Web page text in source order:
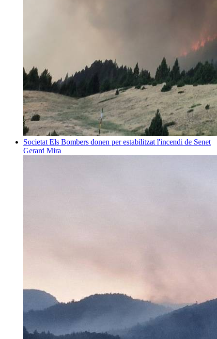
Societat Els Bombers donen per estabilitzat l'incendi de Senet
Gerard Mira